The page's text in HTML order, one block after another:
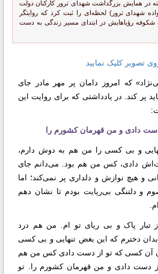
در همایش بزرگداشت شهدای ترور کارکنان دولت
شهدای ترور) لحظه‌ای را ثبت کرد که روایتگر
شکوفه رؤیاهایش در ابتدای مسیر زندگی به دست
که امروز دامان پر مهر مادر جای
پر کند. در یادداشتی که برای روایت این
دادی و من قهرمان کشورم را
و بی کسی را من هم به دوش دارم،
دادی، کس من هم بود. می‌دانم جای
و هیچ نوازش و دلداری پر نمی‌کند؛ اما
و دلتنگی بی‌ریایت بودم تا نشان دهم
تبار پاک و بی ریای تو ام. من هم درد
بدان دخترم که این بغض تنهایی و بی کسی
آن کسی که تو از دست دادی کس من هم
دست دادی و من قهرمان کشورم را. تو